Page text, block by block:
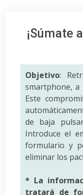
¡Súmate
Objetivo:
smartphone, a
Este
de baja
Introduce el
formulario y
eliminar los
* La
tratará de